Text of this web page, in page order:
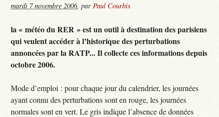
mardi 7 novembre 2006,parPaul Courbis
la « météo du RER » est un outil à destination des parisiens
qui veulent accéder à l’historique des perturbations
annoncées par la RATP... Il collecte ces informations depuis
octobre 2006.
Mode d’emploi : pour chaque jour du calendrier, les journées
ayant connu des perturbations sont en rouge, les journées
normales sont en vert. Le gris indique l’absence de données